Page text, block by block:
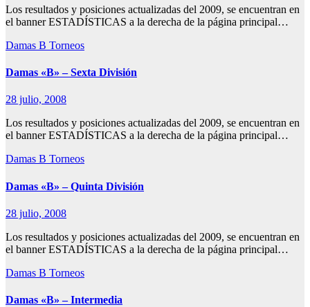
Los resultados y posiciones actualizadas del 2009, se encuentran en
el banner ESTADÍSTICAS a la derecha de la página principal…
Damas B Torneos
Damas «B» – Sexta División
28 julio, 2008
Los resultados y posiciones actualizadas del 2009, se encuentran en
el banner ESTADÍSTICAS a la derecha de la página principal…
Damas B Torneos
Damas «B» – Quinta División
28 julio, 2008
Los resultados y posiciones actualizadas del 2009, se encuentran en
el banner ESTADÍSTICAS a la derecha de la página principal…
Damas B Torneos
Damas «B» – Intermedia